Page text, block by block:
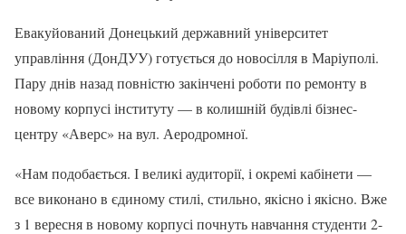
Евакуйований Донецький державний університет
управління (ДонДУУ) готується до новосілля в Маріуполі.
Пару днів назад повністю закінчені роботи по ремонту в
новому корпусі інституту — в колишній будівлі бізнес-
центру «Аверс» на вул. Аеродромної.
«Нам подобається. І великі аудиторії, і окремі кабінети —
все виконано в єдиному стилі, стильно, якісно і якісно. Вже
з 1 вересня в новому корпусі почнуть навчання студенти 2-